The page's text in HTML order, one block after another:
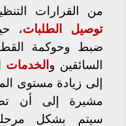
من القرارات
توصيل
الطلبات،
ضبط وحوكمة
السائقين و الخدمات
إلى زيادة مستوى
مشيرة إلى أن
سيتم بشكل